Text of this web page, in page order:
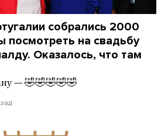
собрались 2000
посмотреть на свадьбу
Оказалось, что там
— 🤣🤣🤣🤣🤣